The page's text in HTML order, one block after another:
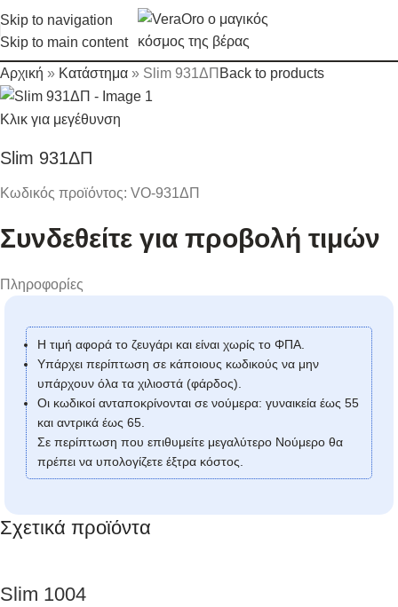
Skip to navigation
Skip to main content
Αρχική » Κατάστημα » Slim 931ΔΠ Back to products
Κλικ για μεγέθυνση
Slim 931ΔΠ
Κωδικός προϊόντος: VO-931ΔΠ
Συνδεθείτε για προβολή τιμών
Πληροφορίες
Η τιμή αφορά το ζευγάρι και είναι χωρίς το ΦΠΑ.
Υπάρχει περίπτωση σε κάποιους κωδικούς να μην
υπάρχουν όλα τα χιλιοστά (φάρδος).
Οι κωδικοί ανταποκρίνονται σε νούμερα: γυναικεία έως 55
και αντρικά έως 65.
Σε περίπτωση που επιθυμείτε μεγαλύτερο Νούμερο θα
πρέπει να υπολογίζετε έξτρα κόστος.
Σχετικά προϊόντα
Slim 1004